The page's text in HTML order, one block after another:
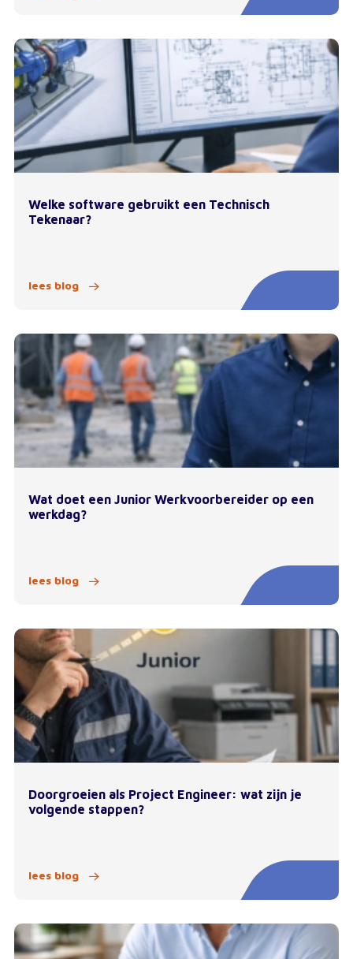
Welke software gebruikt een Technisch
Tekenaar?
lees blog
Wat doet een Junior Werkvoorbereider op een
werkdag?
lees blog
Doorgroeien als Project Engineer: wat zijn je
volgende stappen?
lees blog